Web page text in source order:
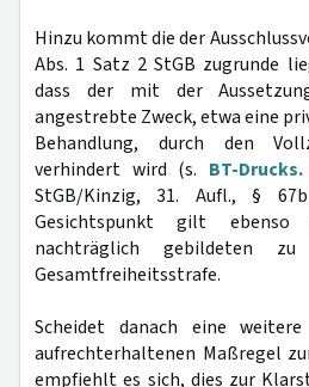
Hinzu kommt die der
Abs. 1 Satz 2 StGB zugrunde
dass der mit der
angestrebte Zweck, etwa eine
Behandlung, durch den
verhindert wird (s. BT-
StGB/Kinzig, 31. Aufl., §
Gesichtspunkt gilt
nachträglich gebildeten zu
Gesamtfreiheitsstrafe.
Scheidet danach eine
aufrechterhaltenen Maßregel
empfiehlt es sich, dies zur